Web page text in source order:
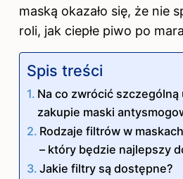
maską okazało się, że nie
roli, jak ciepłe piwo po
Spis treści
Na co zwrócić szczególną
zakupie maski
Rodzaje filtrów w
– który będzie najlepszy
Jakie filtry są dostępne?